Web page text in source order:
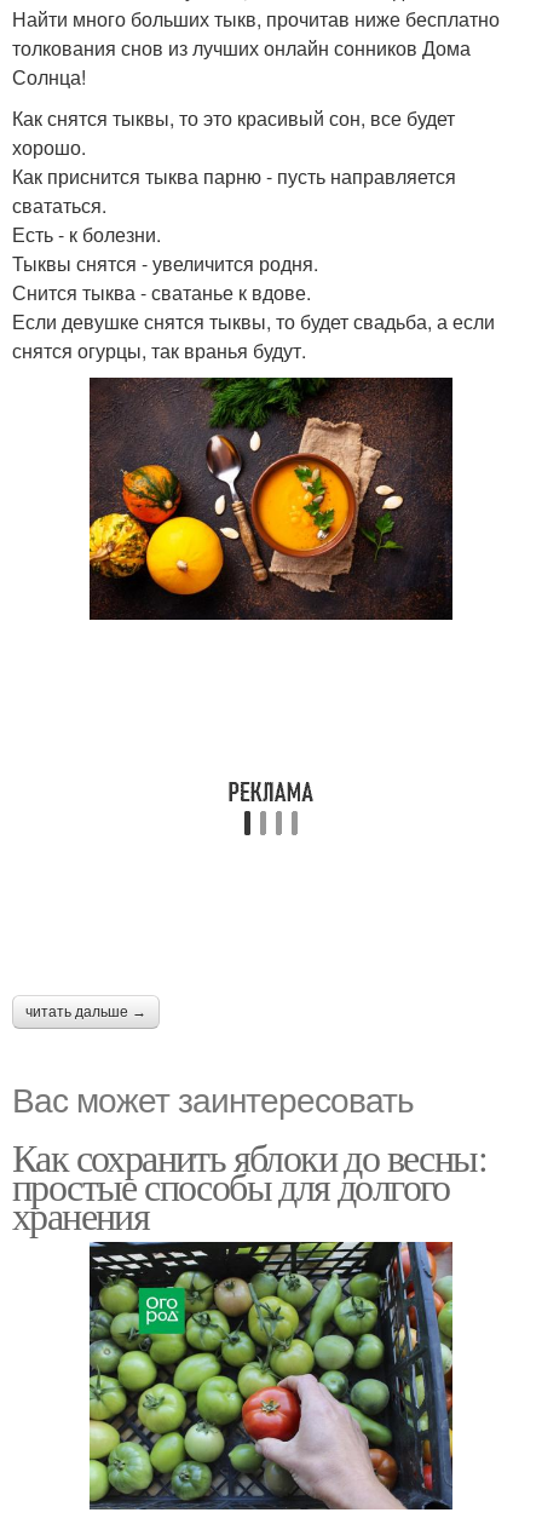
Найти много больших тыкв, прочитав ниже бесплатно
толкования снов из лучших онлайн сонников Дома
Солнца!
Как снятся тыквы, то это красивый сон, все будет
хорошо.
Как приснится тыква парню - пусть направляется
свататься.
Есть - к болезни.
Тыквы снятся - увеличится родня.
Снится тыква - сватанье к вдове.
Если девушке снятся тыквы, то будет свадьба, а если
снятся огурцы, так вранья будут.
читать дальше →
Вас может заинтересовать
Как сохранить яблоки до весны:
простые способы для долгого
хранения